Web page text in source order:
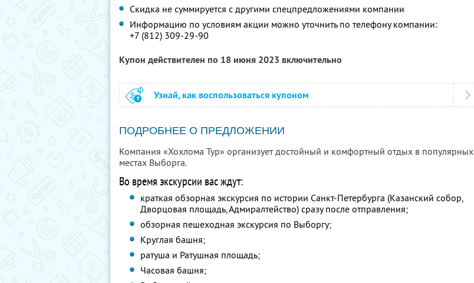
Скидка не суммируется с другими спецпредложениями компании
Информацию по условиям акции можно уточнить по телефону компании:
+7 (812) 309-29-90
Купон действителен по 18 июня 2023 включительно
Узнай, как воспользоваться купоном
ПОДРОБНЕЕ О ПРЕДЛОЖЕНИИ
Компания «Хохлома Тур» организует достойный и комфортный отдых в популярных
местах Выборга.
Во время экскурсии вас ждут:
краткая обзорная экскурсия по истории Санкт-Петербурга (Казанский собор,
Дворцовая площадь, Адмиралтейство) сразу после отправления;
обзорная пешеходная экскурсия по Выборгу;
Круглая башня;
ратуша и Ратушная площадь;
Часовая башня;